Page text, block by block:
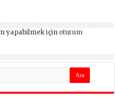
yapabilmek için oturum